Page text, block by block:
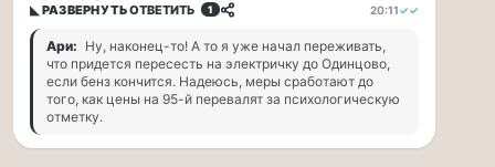
16.08
16:00
Петр
Ильич
Чайковский
—
◣ РАЗВЕРНУТЬОТВЕТИТЬ 1 20:11✓✓
Ари: Ну, наконец-то! А то я уже начал переживать,
что придется пересесть на электричку до Одинцово,
если бенз кончится. Надеюсь, меры сработают до
того, как цены на 95-й перевалят за психологическую
отметку.